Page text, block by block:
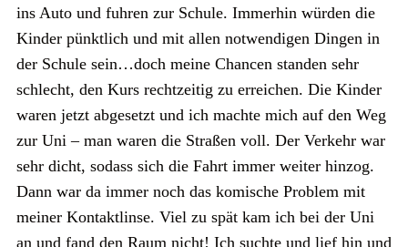
ins Auto und fuhren zur Schule. Immerhin würden die
Kinder pünktlich und mit allen notwendigen Dingen in
der Schule sein…doch meine Chancen standen sehr
schlecht, den Kurs rechtzeitig zu erreichen. Die Kinder
waren jetzt abgesetzt und ich machte mich auf den Weg
zur Uni – man waren die Straßen voll. Der Verkehr war
sehr dicht, sodass sich die Fahrt immer weiter hinzog.
Dann war da immer noch das komische Problem mit
meiner Kontaktlinse. Viel zu spät kam ich bei der Uni
an und fand den Raum nicht! Ich suchte und lief hin und